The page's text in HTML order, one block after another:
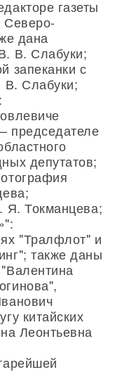
газеты
Северо-
дана
В. Слабуки;
запеканки с
В. Слабуки;
председателе
депутатов;
Я. Токманцева;
"Тралфлот" и
также даны
китайских
Леонтьевна